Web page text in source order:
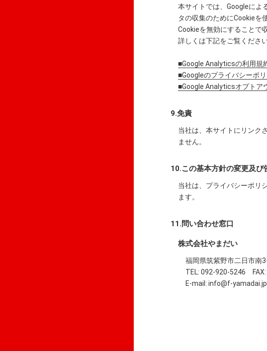
本サイトでは、Googleによ
タの収集のためにCookieを
Cookieを無効にすることで
詳しくは下記をご覧ください
■Google Analyticsの利用規
■Googleのプライバシーポ
■Google Analyticsオプトア
9.免責
当社は、本サイトにリンク
ません。
10.この基本方針の変更及び
当社は、プライバシーポリ
ます。
11.問い合わせ窓口
株式会社やまだい
福岡県筑紫野市二日市南
TEL: 092-920-5246
E-mail: info@f-yamadai.jp